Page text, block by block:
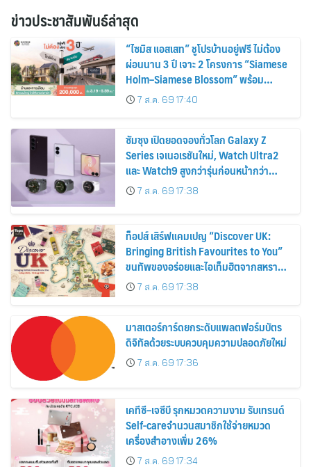
ข่าวประชาสัมพันธ์ล่าสุด
“ไซมิส แอสเสท” ชูโปรบ้านอยู่ฟรี ไม่ต้อง
ผ่อนนาน 3 ปี เจาะ 2 โครงการ “Siamese
Holm–Siamese Blossom” พร้อม
ส่วนลดและสิทธิพิเศษถึง 31 สิงหาคม
2569
7 ส.ค. 69 17:40
ซัมซุง เปิดยอดจองทั่วโลก Galaxy Z
Series เจเนอเรชันใหม่, Watch Ultra2
และ Watch9 สูงกว่ารุ่นก่อนหน้ากว่า
30%7 ส.ค. 69 17:38
ท็อปส์ เสิร์ฟแคมเปญ “Discover UK:
Bringing British Favourites to You”
ขนทัพของอร่อยและไอเท็มฮิตจากสหราช
อาณาจักร ส่งตรงถึงมือตั้งแต่วันนี้ – 18
สิงหาคมนี้
7 ส.ค. 69 17:38
มาสเตอร์การ์ดยกระดับแพลตฟอร์มบัตร
ดิจิทัลด้วยระบบควบคุมความปลอดภัยใหม่
7 ส.ค. 69 17:36
เคทีซี–เจซีบี รุกหมวดความงาม รับเทรนด์
Self-careจำนวนสมาชิกใช้จ่ายหมวด
เครื่องสำอางเพิ่ม 26%
7 ส.ค. 69 17:34